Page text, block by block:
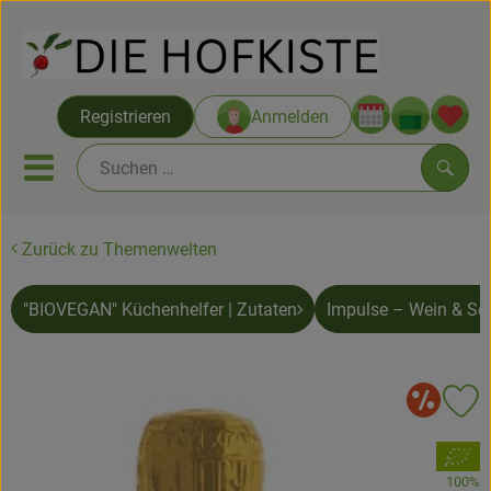
Registrieren Anmelden
Mobiles Menu öffnen oder
Saatgut ab Juli
Themenwelten
Zurück zu Themenwelten
"BIOVEGAN" Küchenhelfer | Zutaten Impulse – Wein &
, Verband:
100%